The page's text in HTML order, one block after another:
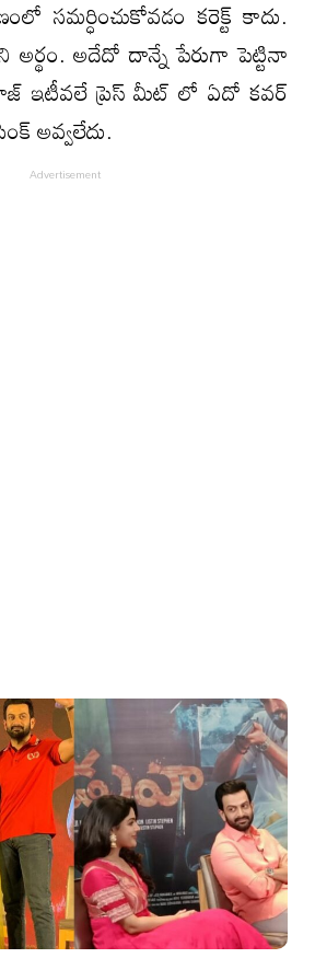
సమర్ధించుకోవడం కరెక్ట్ కాదు.
అర్థం. అదేదో దాన్నే పేరుగా పెట్టినా
ఇటీవలే ప్రెస్ మీట్ లో ఏదో కవర్
అవ్వలేదు.